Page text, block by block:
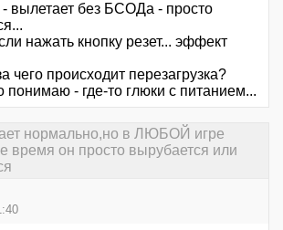
- вылетает без БСОДа - просто
нажать кнопку резет... эффект
чего происходит перезагрузка?
понимаю - где-то глюки с питанием...
нормально,но в ЛЮБОЙ игре
время он просто вырубается или